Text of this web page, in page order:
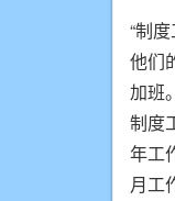
“制
他们
加班
制度
年工
月工